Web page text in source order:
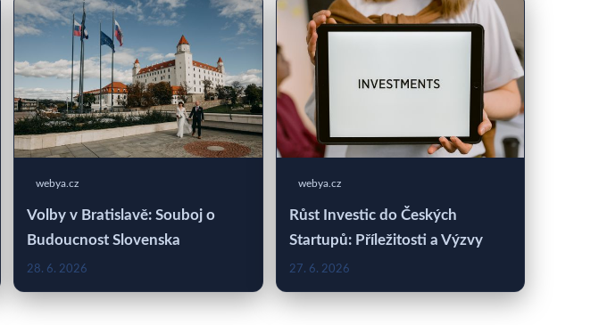
webya.cz
Volby v Bratislavě: Souboj o
Budoucnost Slovenska
28. 6. 2026
webya.cz
Růst Investic do Českých
Startupů: Příležitosti a Výzvy
27. 6. 2026